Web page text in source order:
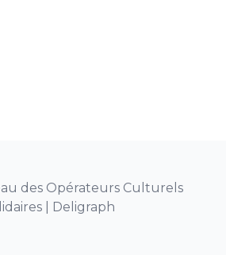
des Opérateurs Culturels
| Deligraph